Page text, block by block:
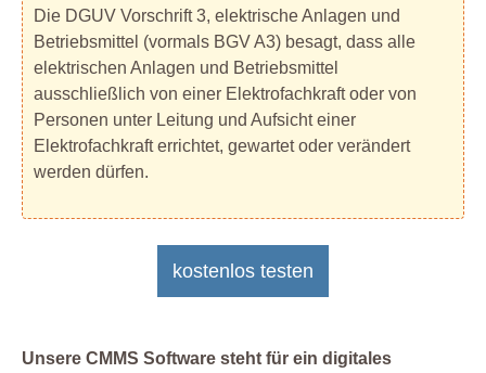
Die DGUV Vorschrift 3, elektrische Anlagen und
Betriebsmittel (vormals BGV A3) besagt, dass alle
elektrischen Anlagen und Betriebsmittel
ausschließlich von einer Elektrofachkraft oder von
Personen unter Leitung und Aufsicht einer
Elektrofachkraft errichtet, gewartet oder verändert
werden dürfen.
kostenlos testen
Unsere CMMS Software steht für ein digitales